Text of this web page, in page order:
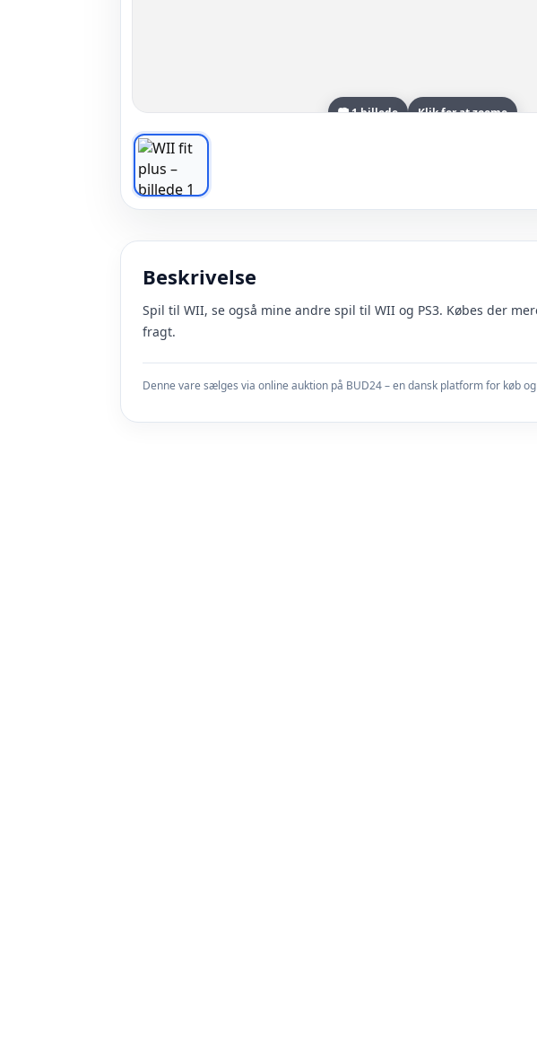
📷 1 billede Klik for at zoome
Beskrivelse
Spil til WII, se også mine andre spil til WII og PS3. Købes der
fragt.
Denne vare sælges via online auktion på BUD24 – en dansk platform for køb